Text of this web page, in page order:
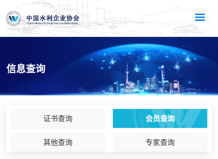
信息查询
证书查询 会员查询
其他查询 专家查询